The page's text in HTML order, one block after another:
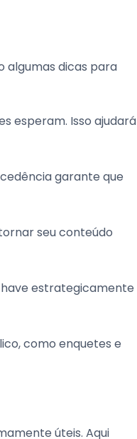
algumas dicas para
esperam. Isso ajudará
garante que
seu conteúdo
estrategicamente
como enquetes e
úteis. Aqui